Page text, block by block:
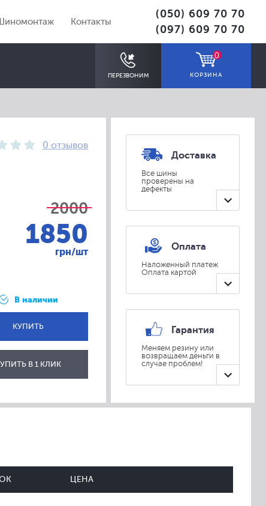
Контакты
(050) 609 70 70
(097) 609 70 70
ПЕРЕЗВОНИМ
0
КОРЗИНА
0 отзывов
2000
1850
грн/шт
В наличии
КУПИТЬ
ОТПРАВИТЬ
В 1 КЛИК
Доставка
Все шины
проверены на
дефекты
Оплата
Наложенный платеж
Оплата картой
Гарантия
Меняем резину или
возвращаем деньги в
случае проблем!
ЦЕНА